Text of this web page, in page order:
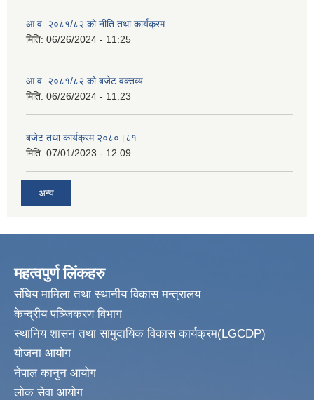
आ.व. २०८१/८२ को नीति तथा कार्यक्रम
मिति: 06/26/2024 - 11:25
आ.व. २०८१/८२ को बजेट वक्तव्य
मिति: 06/26/2024 - 11:23
बजेट तथा कार्यक्रम २०८०।८१
मिति: 07/01/2023 - 12:09
अन्य
महत्वपुर्ण लिंकहरु
संघिय मामिला तथा स्थानीय विकास मन्त्रालय
केन्द्रीय पञ्जिकरण विभाग
स्थानिय शासन तथा सामुदायिक विकास कार्यक्रम(LGCDP)
योजना आयोग
नेपाल कानुन आयोग
लोक सेवा आयोग